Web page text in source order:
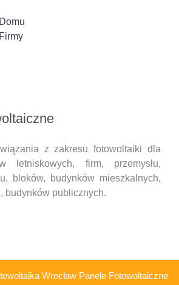
z zakresu fotowoltaiki dla
letniskowych, firm, przemysłu,
bloków, budynków mieszkalnych,
budynków publicznych.
Wrocław Panele Fotowoltaiczne